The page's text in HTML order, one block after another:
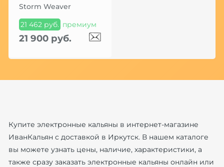
Storm Weaver
21 462 руб. премиум
21 900 руб.
Купите электронные кальяны в интернет-магазине
ИванКальян с доставкой в Иркутск. В нашем каталоге
вы можете узнать цены, наличие, характеристики, а
также сразу заказать электронные кальяны онлайн или